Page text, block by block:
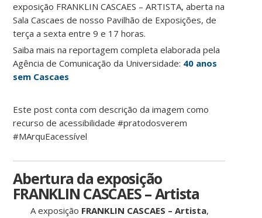
exposição FRANKLIN CASCAES – ARTISTA, aberta na
Sala Cascaes de nosso Pavilhão de Exposições, de
terça a sexta entre 9 e 17 horas.
Saiba mais na reportagem completa elaborada pela
Agência de Comunicação da Universidade: 40 anos
sem Cascaes
Este post conta com descrição da imagem como
recurso de acessibilidade #pratodosverem
#MArquEacessível
Abertura da exposição
FRANKLIN CASCAES – Artista
A exposição FRANKLIN CASCAES – Artista,